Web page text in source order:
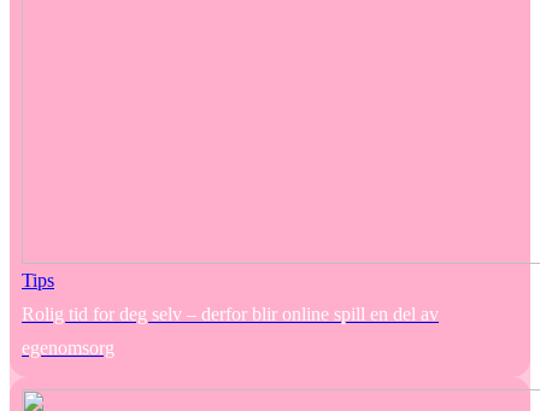
Tips
Rolig tid for deg selv – derfor blir online spill en del av
egenomsorg